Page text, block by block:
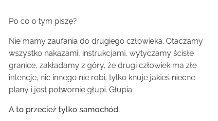
Po co o tym piszę?
Nie mamy zaufania do drugiego człowieka. Otaczamy
wszystko nakazami, instrukcjami, wytyczamy ścisłe
granice, zakładamy z góry, że drugi człowiek ma złe
intencje, nic innego nie robi, tylko knuje jakieś niecne
plany i jest potwornie głupi. Głupia.
A to przecież tylko samochód.